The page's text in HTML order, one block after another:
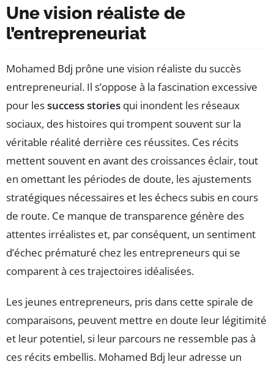
Une vision réaliste de
l’entrepreneuriat
Mohamed Bdj prône une vision réaliste du succès
entrepreneurial. Il s’oppose à la fascination excessive
pour lessuccess stories qui inondent les réseaux
sociaux, des histoires qui trompent souvent sur la
véritable réalité derrière ces réussites. Ces récits
mettent souvent en avant des croissances éclair, tout
en omettant les périodes de doute, les ajustements
stratégiques nécessaires et les échecs subis en cours
de route. Ce manque de transparence génère des
attentes irréalistes et, par conséquent, un sentiment
d’échec prématuré chez les entrepreneurs qui se
comparent à ces trajectoires idéalisées.
Les jeunes entrepreneurs, pris dans cette spirale de
comparaisons, peuvent mettre en doute leur légitimité
et leur potentiel, si leur parcours ne ressemble pas à
ces récits embellis. Mohamed Bdj leur adresse un